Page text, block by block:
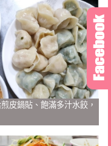
皮鍋貼、飽滿多汁水餃，